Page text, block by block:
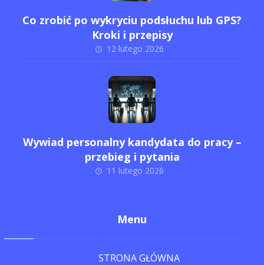
Co zrobić po wykryciu podsłuchu lub GPS?
Kroki i przepisy
12 lutego 2026
Wywiad personalny kandydata do pracy –
przebieg i pytania
11 lutego 2026
Menu
STRONA GŁÓWNA